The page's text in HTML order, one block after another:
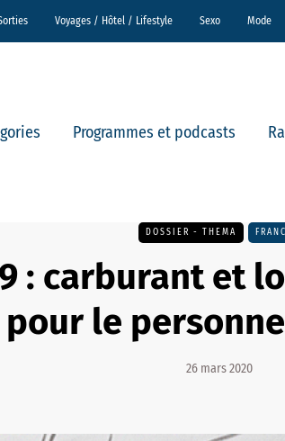
Voyages / Hôtel / Lifestyle Sexo Mode
Programmes et podcasts
DOSSIER - THEMA
: carburant et
pour le
26 mars 2020